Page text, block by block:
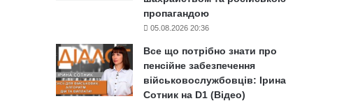
пропагандою
05.08.2026 20:36
Все що потрібно знати про
пенсійне забезпечення
військовослужбовців: Ірина
Сотник на D1 (Відео)